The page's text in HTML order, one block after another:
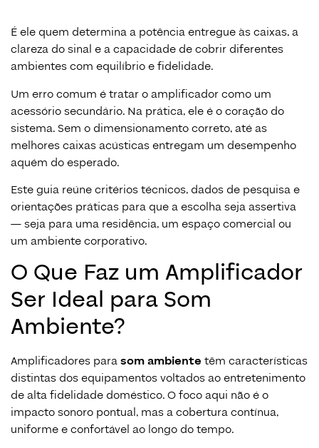
É ele quem determina a potência entregue às caixas, a
clareza do sinal e a capacidade de cobrir diferentes
ambientes com equilíbrio e fidelidade.
Um erro comum é tratar o amplificador como um
acessório secundário. Na prática, ele é o coração do
sistema. Sem o dimensionamento correto, até as
melhores caixas acústicas entregam um desempenho
aquém do esperado.
Este guia reúne critérios técnicos, dados de pesquisa e
orientações práticas para que a escolha seja assertiva
— seja para uma residência, um espaço comercial ou
um ambiente corporativo.
O Que Faz um Amplificador
Ser Ideal para Som
Ambiente?
Amplificadores parasom ambientetêm características
distintas dos equipamentos voltados ao entretenimento
de alta fidelidade doméstico. O foco aqui não é o
impacto sonoro pontual, mas a cobertura contínua,
uniforme e confortável ao longo do tempo.